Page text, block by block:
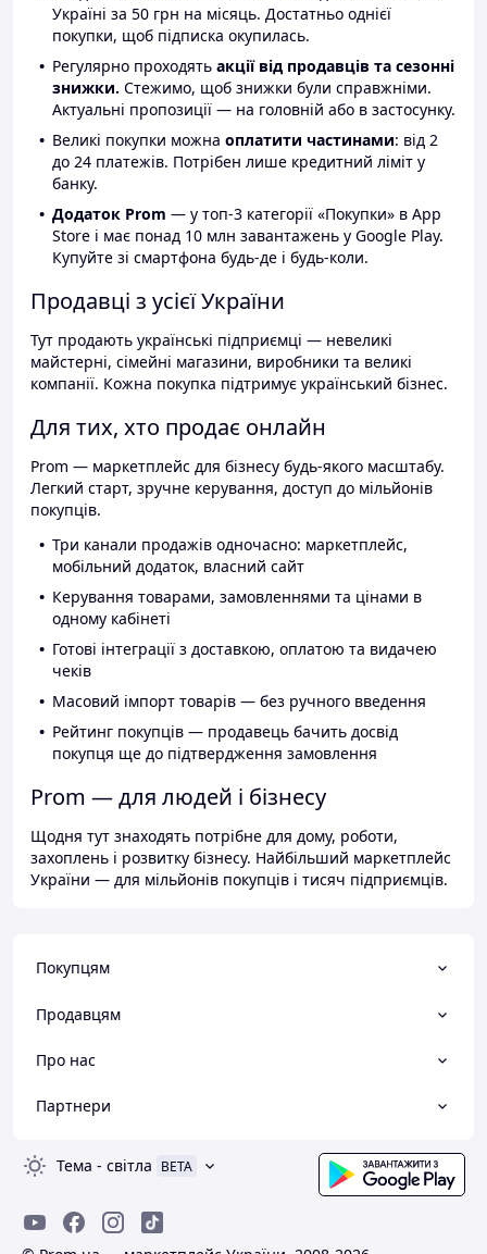
Україні за 50 грн на місяць. Достатньо однієї
покупки, щоб підписка окупилась.
Регулярно проходять акції від продавців та сезонні
знижки. Стежимо, щоб знижки були справжніми.
Актуальні пропозиції — на головній або в застосунку.
Великі покупки можна оплатити частинами: від 2
до 24 платежів. Потрібен лише кредитний ліміт у
банку.
Додаток Prom — у топ-3 категорії «Покупки» в App
Store і має понад 10 млн завантажень у Google Play.
Купуйте зі смартфона будь-де і будь-коли.
Продавці з усієї України
Тут продають українські підприємці — невеликі
майстерні, сімейні магазини, виробники та великі
компанії. Кожна покупка підтримує український бізнес.
Для тих, хто продає онлайн
Prom — маркетплейс для бізнесу будь-якого масштабу.
Легкий старт, зручне керування, доступ до мільйонів
покупців.
Три канали продажів одночасно: маркетплейс,
мобільний додаток, власний сайт
Керування товарами, замовленнями та цінами в
одному кабінеті
Готові інтеграції з доставкою, оплатою та видачею
чеків
Масовий імпорт товарів — без ручного введення
Рейтинг покупців — продавець бачить досвід
покупця ще до підтвердження замовлення
Prom — для людей і бізнесу
Щодня тут знаходять потрібне для дому, роботи,
захоплень і розвитку бізнесу. Найбільший маркетплейс
України — для мільйонів покупців і тисяч підприємців.
Покупцям
Продавцям
Про нас
Партнери
Тема - світла BETA